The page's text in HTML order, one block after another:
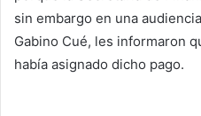
sin embargo en una
Gabino Cué, les informaron
había asignado dicho pago.